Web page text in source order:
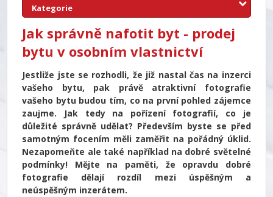
Kategorie
Jak správně nafotit byt - prodej
bytu v osobním vlastnictví
Jestliže jste se rozhodli, že již nastal čas na inzerci
vašeho bytu, pak právě atraktivní fotografie
vašeho bytu budou tím, co na první pohled zájemce
zaujme. Jak tedy na pořízení fotografií, co je
důležité správně udělat? Především byste se před
samotným focením měli zaměřit na pořádný úklid.
Nezapomeňte ale také například na dobré světelné
podmínky! Mějte na paměti, že opravdu dobré
fotografie dělají rozdíl mezi úspěšným a
neúspěšným inzerátem.